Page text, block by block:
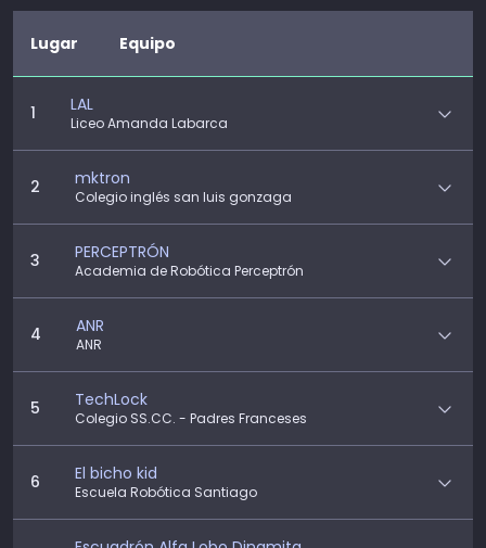
Lugar Equipo
1 LAL
Liceo Amanda Labarca
2 mktron
Colegio inglés san luis gonzaga
3 PERCEPTRÓN
Academia de Robótica Perceptrón
4 ANR
ANR
5 TechLock
Colegio SS.CC. - Padres Franceses
6 El bicho kid
Escuela Robótica Santiago